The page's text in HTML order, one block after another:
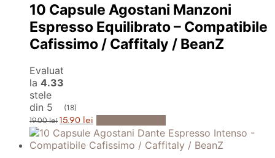
10 Capsule Agostani Manzoni
Espresso Equilibrato – Compatibile
Cafissimo / Caffitaly / BeanZ
Evaluat
la 4.33
stele
din 5
(18)
19.00lei Prețul
inițial
a
fost:
15.90 lei Prețul
curent
este:
15.90 lei.